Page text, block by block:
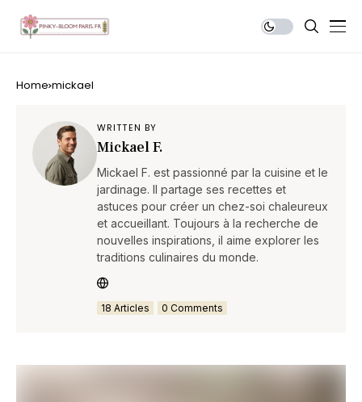
Home mickael
WRITTEN BY
Mickael F.
Mickael F. est passionné par la cuisine et le
jardinage. Il partage ses recettes et
astuces pour créer un chez-soi chaleureux
et accueillant. Toujours à la recherche de
nouvelles inspirations, il aime explorer les
traditions culinaires du monde.
18 Articles 0 Comments